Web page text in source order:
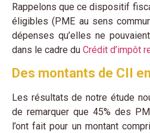
Rappelons que ce dispositif
éligibles (PME au sens
dépenses qu’elles ne
dans le cadre du Crédit d’impôt
Des montants de CII
Les résultats de notre étude
de remarquer que 45% des
l’ont fait pour un montant